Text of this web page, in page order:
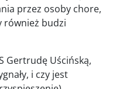
przez osoby chore,
również budzi
Gertrudę Uścińską,
i czy jest